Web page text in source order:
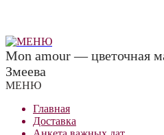
Mon amour — цветочная
Змеева
МЕНЮ
Главная
Доставка